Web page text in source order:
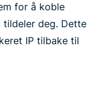
for å koble
tildeler deg. Dette
IP tilbake til